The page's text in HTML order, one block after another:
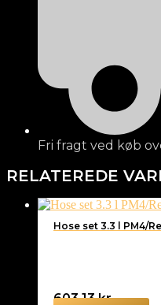
Fri fragt ved køb
RELATEREDE
Hose set 3.3 l PM4/
603,13kr.